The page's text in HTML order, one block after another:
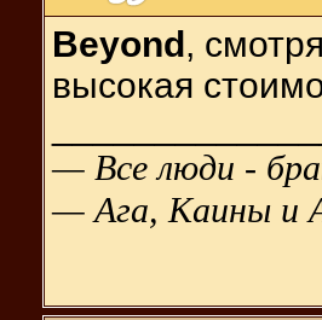
Beyond,
высокая
— Все люди -
— Ага, Каины и